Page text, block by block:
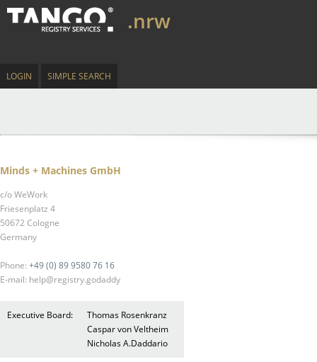
.nrw
LOGIN SIMPLE SEARCH
Minds + Machines GmbH
c/o WeWork
Friesenplatz 4
50672 Cologne
Germany
Phone: +49 (0) 89 9580 76 16
E-mail: help@registry.godaddy
Executive Board:
Thomas Rosenkranz
Caspar von Veltheim
Nicholas A.Daddario